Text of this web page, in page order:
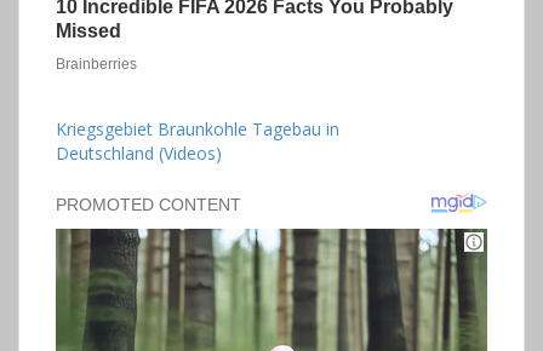
Kriegsgebiet Braunkohle Tagebau in
Deutschland (Videos)